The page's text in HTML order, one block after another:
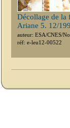
Décollage de la
Ariane 5. 12/
auteur: ESA/CNES/
réf: e-leu12-00522